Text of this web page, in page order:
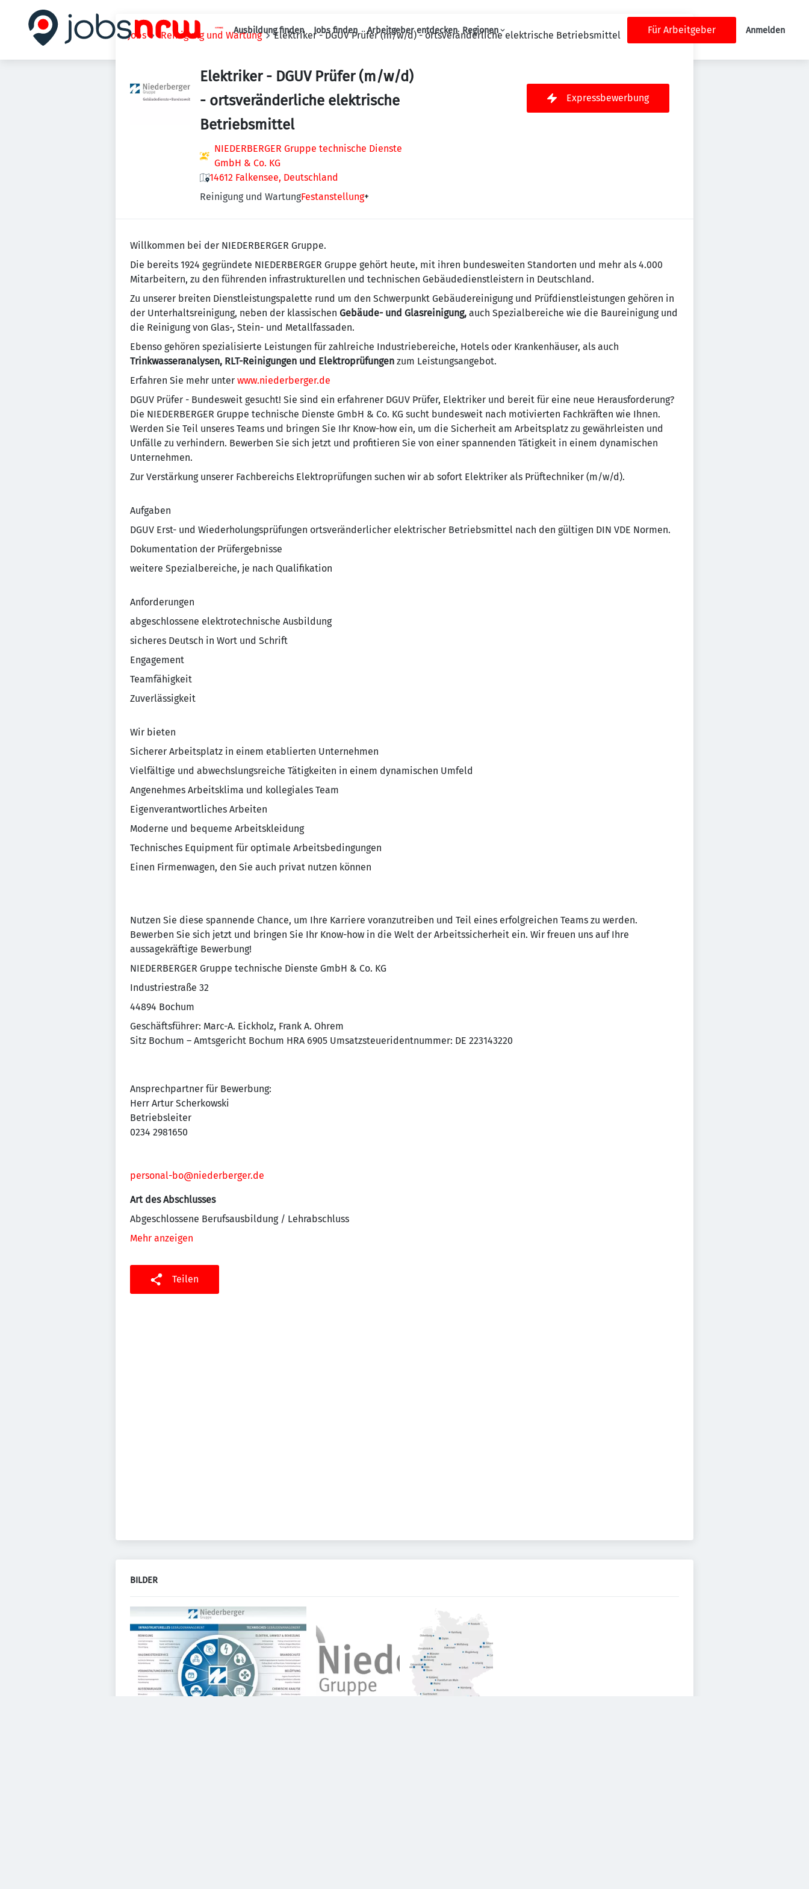
Haupt-Navigation
Ausbildung finden Jobs finden Arbeitgeber entdecken Regionen Für Arbeitgeber Anmelden
Jobs Reinigung und Wartung Elektriker - DGUV Prüfer (m/w/d) - ortsveränderliche elektrische Betriebsmittel
Elektriker - DGUV Prüfer (m/w/d)
- ortsveränderliche elektrische
Betriebsmittel
NIEDERBERGER Gruppe technische Dienste
GmbH & Co. KG
14612 Falkensee, Deutschland
Reinigung und WartungFestanstellung+
Expressbewerbung
Willkommen bei der NIEDERBERGER Gruppe.
Die bereits 1924 gegründete NIEDERBERGER Gruppe gehört heute, mit ihren bundesweiten Standorten und mehr als 4.000
Mitarbeitern, zu den führenden infrastrukturellen und technischen Gebäudedienstleistern in Deutschland.
Zu unserer breiten Dienstleistungspalette rund um den Schwerpunkt Gebäudereinigung und Prüfdienstleistungen gehören in
der Unterhaltsreinigung, neben der klassischen Gebäude- und Glasreinigung, auch Spezialbereiche wie die Baureinigung und
die Reinigung von Glas-, Stein- und Metallfassaden.
Ebenso gehören spezialisierte Leistungen für zahlreiche Industriebereiche, Hotels oder Krankenhäuser, als auch
Trinkwasseranalysen, RLT-Reinigungen und Elektroprüfungen zum Leistungsangebot.
Erfahren Sie mehr unter www.niederberger.de
DGUV Prüfer - Bundesweit gesucht! Sie sind ein erfahrener DGUV Prüfer, Elektriker und bereit für eine neue Herausforderung?
Die NIEDERBERGER Gruppe technische Dienste GmbH & Co. KG sucht bundesweit nach motivierten Fachkräften wie Ihnen.
Werden Sie Teil unseres Teams und bringen Sie Ihr Know-how ein, um die Sicherheit am Arbeitsplatz zu gewährleisten und
Unfälle zu verhindern. Bewerben Sie sich jetzt und profitieren Sie von einer spannenden Tätigkeit in einem dynamischen
Unternehmen.
Zur Verstärkung unserer Fachbereichs Elektroprüfungen suchen wir ab sofort Elektriker als Prüftechniker (m/w/d).
Aufgaben
DGUV Erst- und Wiederholungsprüfungen ortsveränderlicher elektrischer Betriebsmittel nach den gültigen DIN VDE Normen.
Dokumentation der Prüfergebnisse
weitere Spezialbereiche, je nach Qualifikation
Anforderungen
abgeschlossene elektrotechnische Ausbildung
sicheres Deutsch in Wort und Schrift
Engagement
Teamfähigkeit
Zuverlässigkeit
Wir bieten
Sicherer Arbeitsplatz in einem etablierten Unternehmen
Vielfältige und abwechslungsreiche Tätigkeiten in einem dynamischen Umfeld
Angenehmes Arbeitsklima und kollegiales Team
Eigenverantwortliches Arbeiten
Moderne und bequeme Arbeitskleidung
Technisches Equipment für optimale Arbeitsbedingungen
Einen Firmenwagen, den Sie auch privat nutzen können
Nutzen Sie diese spannende Chance, um Ihre Karriere voranzutreiben und Teil eines erfolgreichen Teams zu werden.
Bewerben Sie sich jetzt und bringen Sie Ihr Know-how in die Welt der Arbeitssicherheit ein. Wir freuen uns auf Ihre
aussagekräftige Bewerbung!
NIEDERBERGER Gruppe technische Dienste GmbH & Co. KG
Industriestraße 32
44894 Bochum
Geschäftsführer: Marc-A. Eickholz, Frank A. Ohrem
Sitz Bochum – Amtsgericht Bochum HRA 6905 Umsatzsteueridentnummer: DE 223143220
Ansprechpartner für Bewerbung:
Herr Artur Scherkowski
Betriebsleiter
0234 2981650
personal-bo@niederberger.de
Art des Abschlusses
Abgeschlossene Berufsausbildung / Lehrabschluss
Mehr anzeigen
Teilen
BILDER